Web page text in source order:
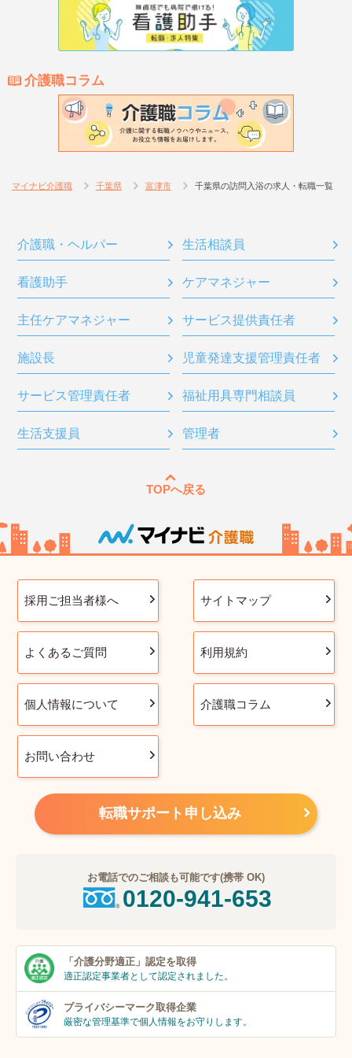
介護職コラム
マイナビ介護職 千葉県 富津市 千葉県の訪問入浴の求人・転職一覧
介護職・ヘルパー 生活相談員
看護助手 ケアマネジャー
主任ケアマネジャー サービス提供責任者
施設長 児童発達支援管理責任者
サービス管理責任者 福祉用具専門相談員
生活支援員 管理者
TOPへ戻る
採用ご担当者様へ サイトマップ
よくあるご質問 利用規約
個人情報について 介護職コラム
お問い合わせ
転職サポート申し込み
お電話でのご相談も可能です(携帯 OK)
0120-941-653
「介護分野適正」 認定を取得
適正認定事業者として認定されました。
プライバシーマーク取得企業
厳密な管理基準で個人情報をお守りします。